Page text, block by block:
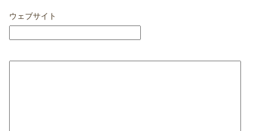
ウェブサイト